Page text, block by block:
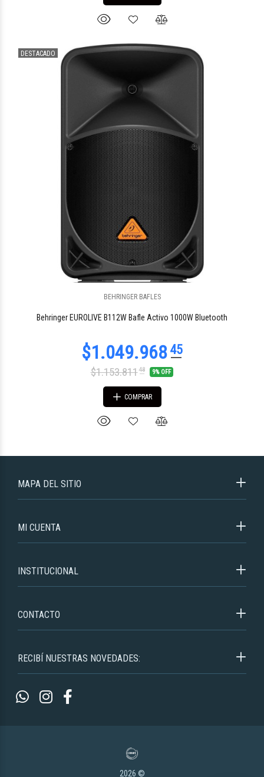
DESTACADO
BEHRINGER BAFLES
Behringer EUROLIVE B112W Bafle Activo 1000W Bluetooth
$1.153.81148 9% OFF
COMPRAR
RECIBÍ NUESTRAS NOVEDADES:
MAPA DEL SITIO
MI CUENTA
INSTITUCIONAL
CONTACTO
2026 ©